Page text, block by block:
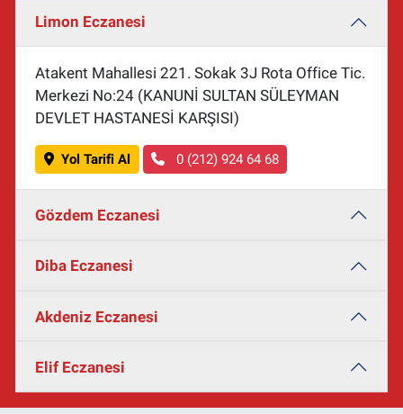
Limon Eczanesi
Atakent Mahallesi 221. Sokak 3J Rota Office Tic.
Merkezi No:24 (KANUNİ SULTAN SÜLEYMAN
DEVLET HASTANESİ KARŞISI)
Yol Tarifi Al 0 (212) 924 64 68
Gözdem Eczanesi
Diba Eczanesi
Akdeniz Eczanesi
Elif Eczanesi